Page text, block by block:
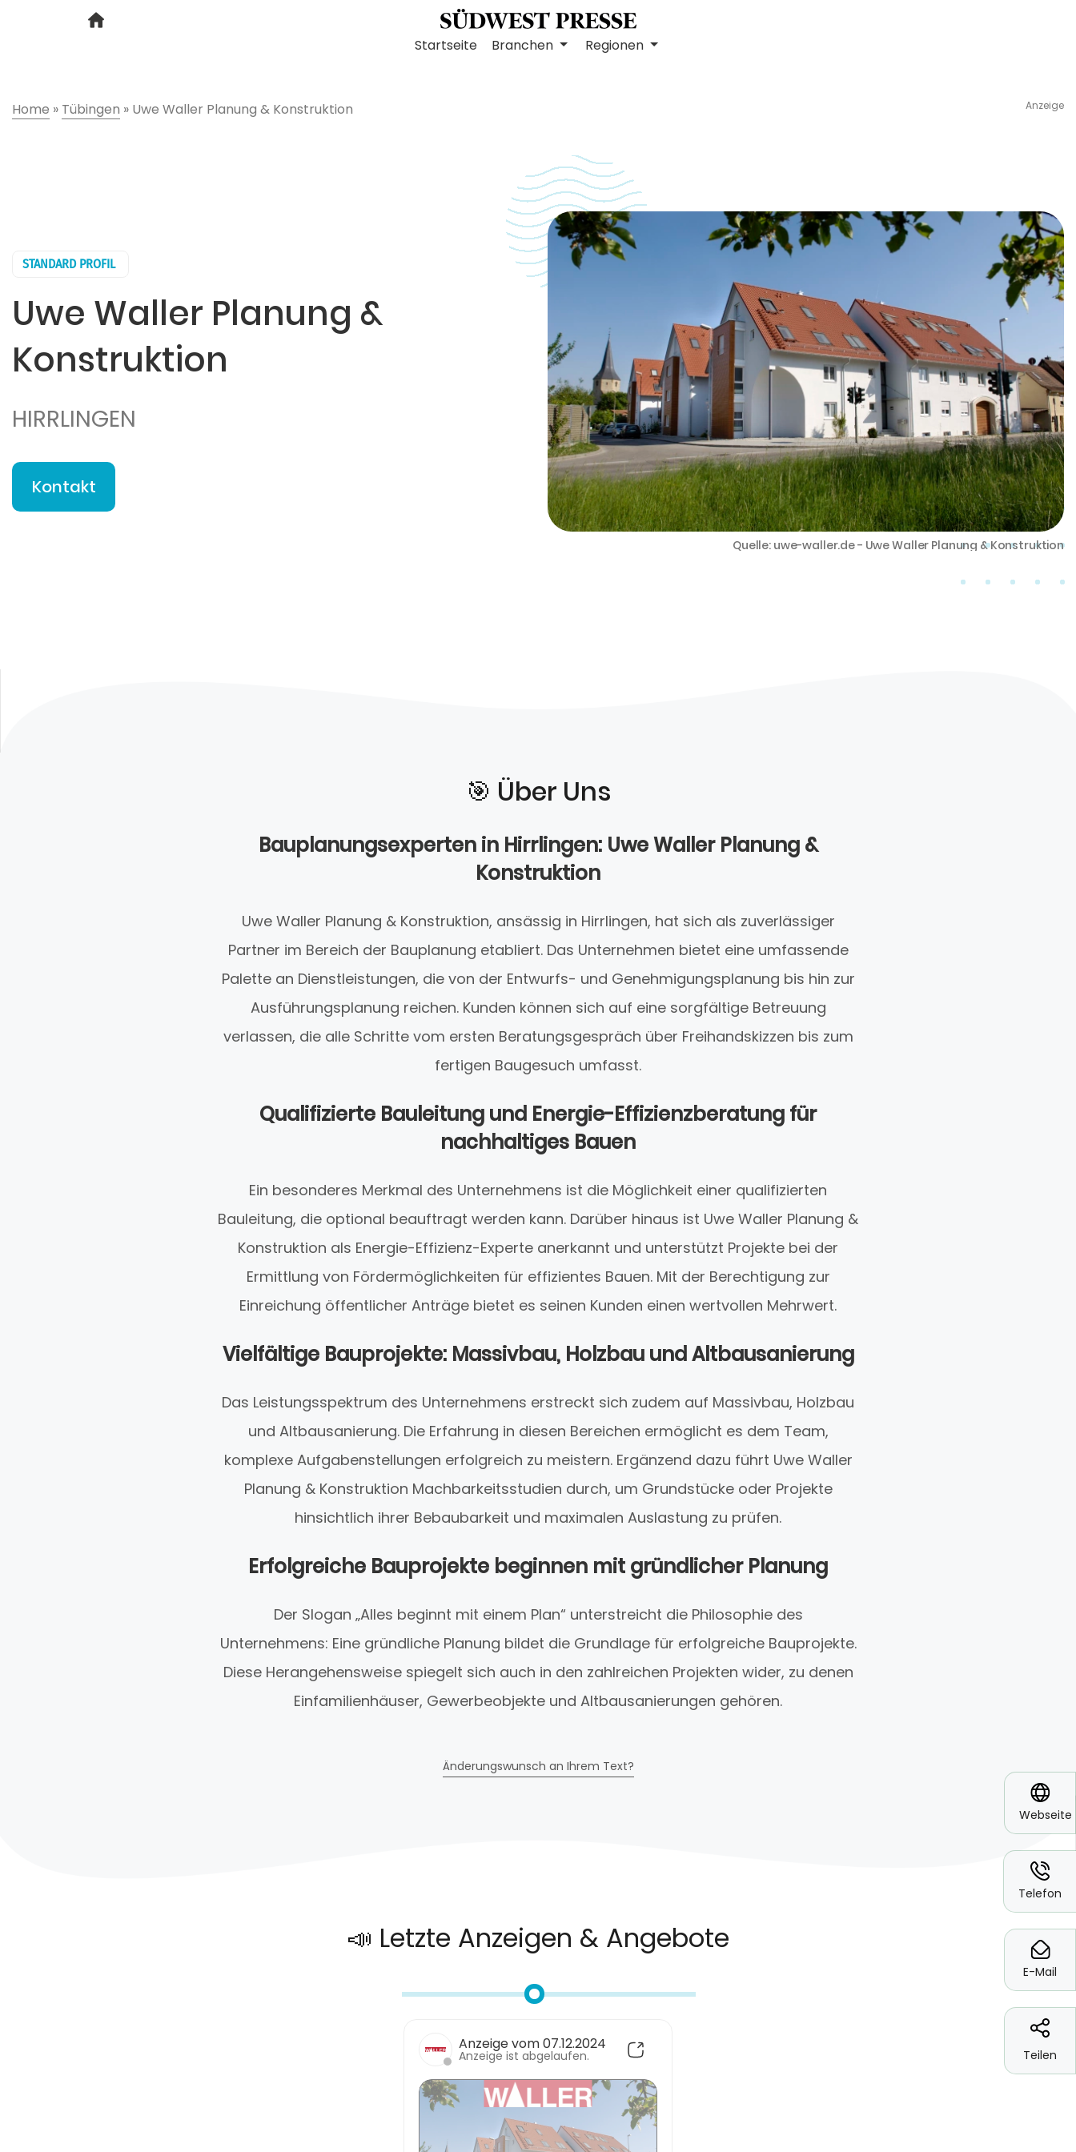
Startseite Branchen Regionen
Home » Tübingen » Uwe Waller Planung & Konstruktion Anzeige
Webseite
Telefon
E-Mail
Teilen
STANDARD PROFIL
Uwe Waller Planung &
Konstruktion
HIRRLINGEN
Kontakt
Quelle: uwe-waller.de - Uwe Waller Planung & Konstruktion
🎯️ Über Uns
Bauplanungsexperten in Hirrlingen: Uwe Waller Planung &
Konstruktion
Uwe Waller Planung & Konstruktion, ansässig in Hirrlingen, hat sich als zuverlässiger
Partner im Bereich der Bauplanung etabliert. Das Unternehmen bietet eine umfassende
Palette an Dienstleistungen, die von der Entwurfs- und Genehmigungsplanung bis hin zur
Ausführungsplanung reichen. Kunden können sich auf eine sorgfältige Betreuung
verlassen, die alle Schritte vom ersten Beratungsgespräch über Freihandskizzen bis zum
fertigen Baugesuch umfasst.
Qualifizierte Bauleitung und Energie-Effizienzberatung für
nachhaltiges Bauen
Ein besonderes Merkmal des Unternehmens ist die Möglichkeit einer qualifizierten
Bauleitung, die optional beauftragt werden kann. Darüber hinaus ist Uwe Waller Planung &
Konstruktion als Energie-Effizienz-Experte anerkannt und unterstützt Projekte bei der
Ermittlung von Fördermöglichkeiten für effizientes Bauen. Mit der Berechtigung zur
Einreichung öffentlicher Anträge bietet es seinen Kunden einen wertvollen Mehrwert.
Vielfältige Bauprojekte: Massivbau, Holzbau und Altbausanierung
Das Leistungsspektrum des Unternehmens erstreckt sich zudem auf Massivbau, Holzbau
und Altbausanierung. Die Erfahrung in diesen Bereichen ermöglicht es dem Team,
komplexe Aufgabenstellungen erfolgreich zu meistern. Ergänzend dazu führt Uwe Waller
Planung & Konstruktion Machbarkeitsstudien durch, um Grundstücke oder Projekte
hinsichtlich ihrer Bebau­barkeit und maximalen Auslastung zu prüfen.
Erfolgreiche Bauprojekte beginnen mit gründlicher Planung
Der Slogan „Alles beginnt mit einem Plan“ unterstreicht die Philosophie des
Unternehmens: Eine gründliche Planung bildet die Grundlage für erfolgreiche Bauprojekte.
Diese Herangehensweise spiegelt sich auch in den zahlreichen Projekten wider, zu denen
Einfamilienhäuser, Gewerbeobjekte und Altbausanierungen gehören.
Änderungswunsch an Ihrem Text?